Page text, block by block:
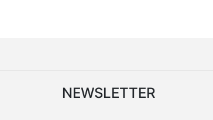
NEWSLETTER